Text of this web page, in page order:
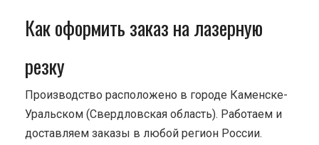
Как оформить заказ на лазерную
резку
Производство расположено в городе Каменске-
Уральском (Свердловская область). Работаем и
доставляем заказы в любой регион России.